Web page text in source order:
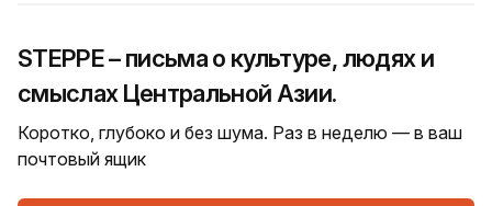
STEPPE – письма о культуре, людях и
смыслах Центральной Азии.
Коротко, глубоко и без шума. Раз в неделю — в ваш
почтовый ящик